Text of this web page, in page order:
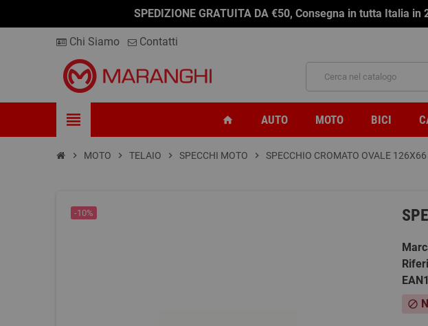
SPEDIZIONE GRATUITA DA €50, Consegna in tutta Italia
Chi Siamo Contatti
view_headline home AUTO MOTO BICI
chevron_right MOTO chevron_right TELAIO chevron_right SPECCHI MOTO chevron_right SPECCHIO CROMATO OVALE
-10%
block